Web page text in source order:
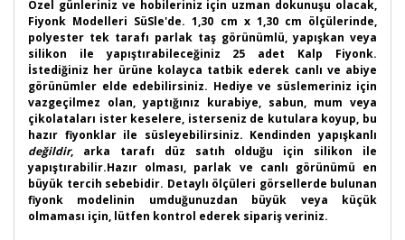
Özel günleriniz ve hobileriniz için uzman dokunuşu olacak,
Fiyonk Modelleri SüSle'de. 1,30 cm x 1,30 cm ölçülerinde,
polyester tek tarafı parlak taş görünümlü, yapışkan veya
silikon ile yapıştırabileceğiniz 25 adet Kalp Fiyonk.
İstediğiniz her ürüne kolayca tatbik ederek canlı ve abiye
görünümler elde edebilirsiniz. Hediye ve süslemeriniz için
vazgeçilmez olan, yaptığınız kurabiye, sabun, mum veya
çikolataları ister keselere, isterseniz de kutulara koyup, bu
hazır fiyonklar ile süsleyebilirsiniz. Kendinden yapışkanlı
değildir, arka tarafı düz satıh olduğu için silikon ile
yapıştırabilir.Hazır olması, parlak ve canlı görünümü en
büyük tercih sebebidir. Detaylı ölçüleri görsellerde bulunan
fiyonk modelinin umduğunuzdan büyük veya küçük
olmaması için, lütfen kontrol ederek sipariş veriniz.